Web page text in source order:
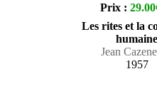
Prix :
Les rites et la
humaine
Jean
1957